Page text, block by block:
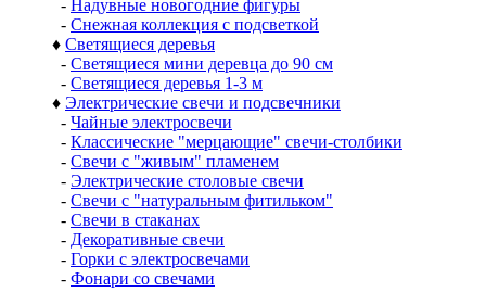
- Надувные новогодние фигуры
- Снежная коллекция с подсветкой
♦ Светящиеся деревья
- Светящиеся мини деревца до 90 см
- Светящиеся деревья 1-3 м
♦ Электрические свечи и подсвечники
- Чайные электросвечи
- Классические "мерцающие" свечи-столбики
- Свечи с "живым" пламенем
- Электрические столовые свечи
- Свечи с "натуральным фитильком"
- Свечи в стаканах
- Декоративные свечи
- Горки с электросвечами
- Фонари со свечами